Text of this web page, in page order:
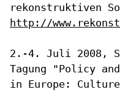
rekonstruktiven
http://
Tagung "Policy
in Europe: